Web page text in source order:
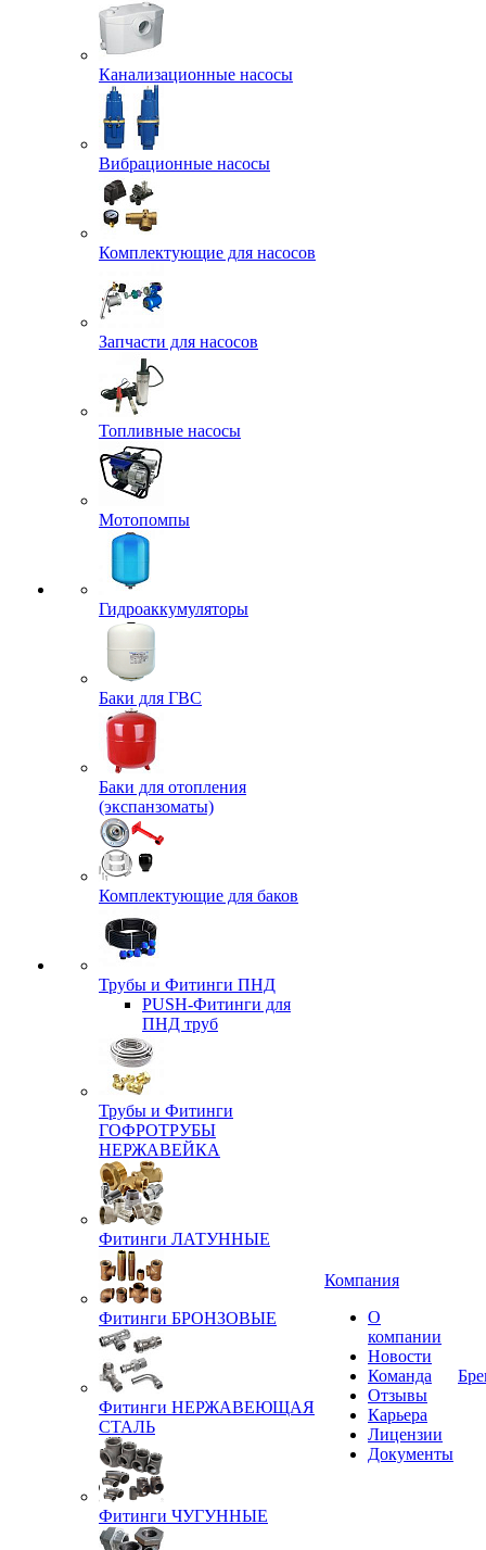
Канализационные насосы
Вибрационные насосы
Комплектующие для насосов
Запчасти для насосов
Топливные насосы
Мотопомпы
Гидроаккумуляторы
Баки для ГВС
Баки для отопления
(экспанзоматы)
Комплектующие для баков
Трубы и Фитинги ПНД
PUSH-Фитинги для
ПНД труб
Трубы и Фитинги
ГОФРОТРУБЫ
НЕРЖАВЕЙКА
Фитинги ЛАТУННЫЕ
Фитинги БРОНЗОВЫЕ
Фитинги НЕРЖАВЕЮЩАЯ
СТАЛЬ
Фитинги ЧУГУННЫЕ
Компания
О
компании
Новости
Команда
Отзывы
Карьера
Лицензии
Документы